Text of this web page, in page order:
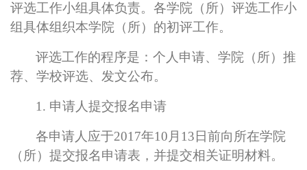
评选工作小组具体负责。各学院（所）评选工作小
组具体组织本学院（所）的初评工作。
评选工作的程序是：个人申请、学院（所）推
荐、学校评选、发文公布。
1. 申请人提交报名申请
各申请人应于2017年10月13日前向所在学院
（所）提交报名申请表，并提交相关证明材料。